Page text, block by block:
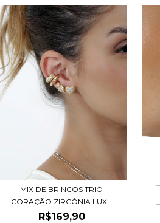
MIX DE BRINCOS TRIO
CORAÇÃO ZIRCÔNIA LUX...
R$169,90